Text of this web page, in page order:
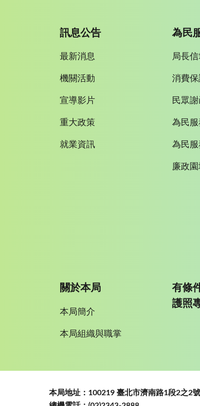
訊息公告
最新消息
機關活動
宣導影片
重大政策
就業資訊
為民
局長信
消費
民眾謝
為民
為民
廉政
關於本局
本局簡介
本局組織與職掌
有條
護照
本局地址：100219 臺北市濟南路1段2之2